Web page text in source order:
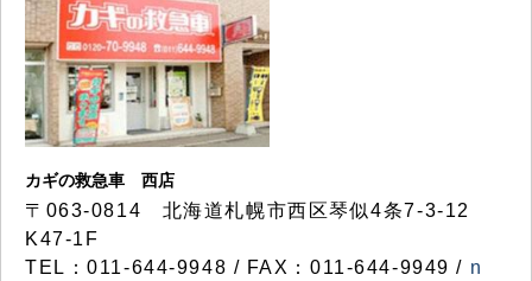
カギの救急車 西店
〒063-0814 北海道札幌市西区琴似4条7-3-12
K47-1F
TEL：011-644-9948 / FAX：011-644-9949 / n